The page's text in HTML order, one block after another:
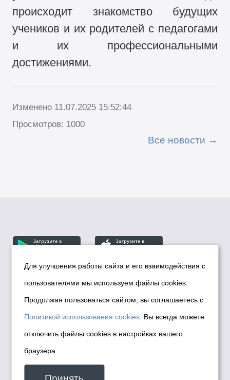
происходит знакомство будущих
учеников и их родителей с педагогами
и их профессиональными
достижениями.
Изменено 11.07.2025 15:52:44
Просмотров: 1000
Все новости
© Департамент информационной политики мэрии
города Новосибирска, 2026
Политика использования Cookies
Политика по обработке персональных
данных в информационных системах
мэрии города Новосибирска
Для улучшения работы сайта и его взаимодействия с
пользователями мы используем файлы cookies.
Продолжая пользоваться сайтом, вы соглашаетесь с
Политикой использования cookies . Вы всегда можете
отключить файлы cookies в настройках вашего
браузера